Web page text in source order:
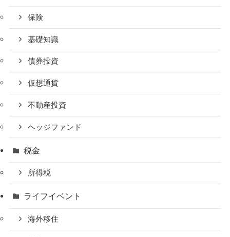
保険
基礎知識
債券投資
仮想通貨
不動産投資
ヘッジファンド
税金
所得税
ライフイベント
海外移住